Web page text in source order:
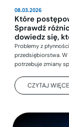
08.03.2026
Które
Sprawdź
dowiedz się,
Problemy z
przedsiębiorstwa. W
potrzebuje zmiany
CZYTAJ